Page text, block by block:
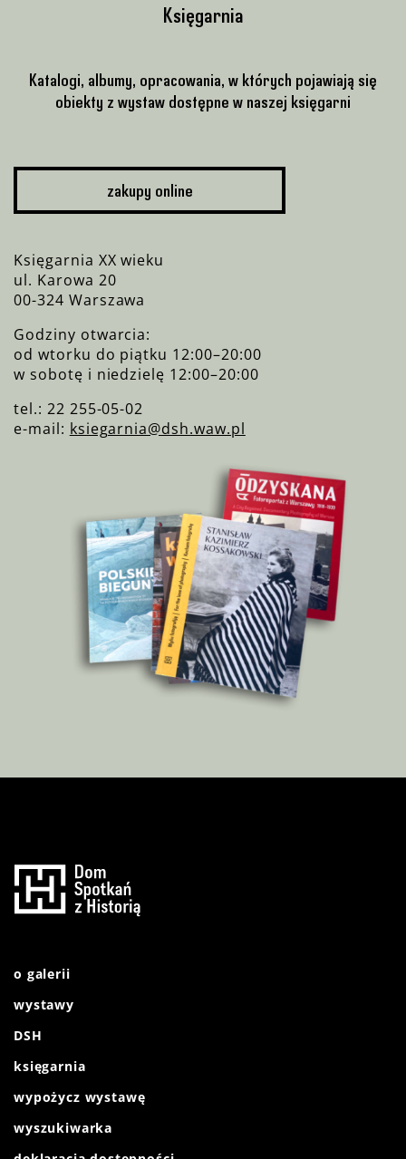
Księgarnia
Katalogi, albumy, opracowania, w których pojawiają się
obiekty z wystaw dostępne w naszej księgarni
zakupy online
Księgarnia XX wieku
ul. Karowa 20
00-324 Warszawa
Godziny otwarcia:
od wtorku do piątku 12:00–20:00
w sobotę i niedzielę 12:00–20:00
tel.: 22 255-05-02
e-mail: ksiegarnia@dsh.waw.pl
o galerii
wystawy
DSH
księgarnia
wypożycz wystawę
wyszukiwarka